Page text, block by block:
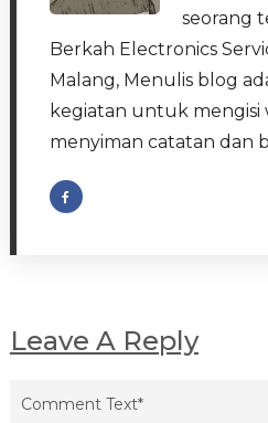
seorang
Berkah Electronics
Malang, Menulis blog
kegiatan untuk
menyiman catatan dan
Leave A Reply